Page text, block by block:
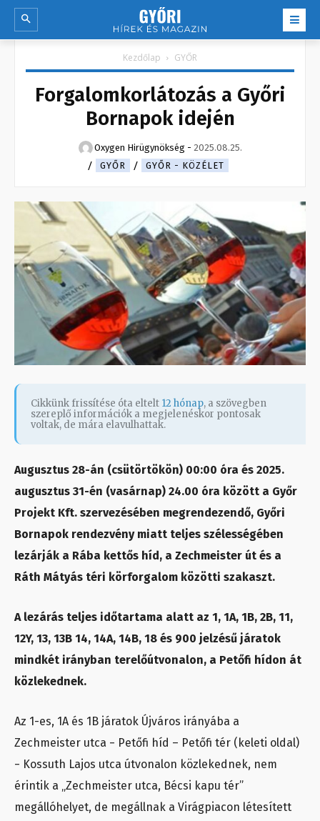
Kezdőlap GYŐR
Forgalomkorlátozás a Győri
Bornapok idején
Oxygen Hirügynökség - 2025.08.25.
GYŐR
GYŐR - KÖZÉLET
Cikkünk frissítése óta eltelt 12 hónap, a szövegben
szereplő információk a megjelenéskor pontosak
voltak, de mára elavulhattak.
Augusztus 28-án (csütörtökön) 00:00 óra és 2025.
augusztus 31-én (vasárnap) 24.00 óra között a Győr
Projekt Kft. szervezésében megrendezendő, Győri
Bornapok rendezvény miatt teljes szélességében
lezárják a Rába kettős híd, a Zechmeister út és a
Ráth Mátyás téri körforgalom közötti szakaszt.
A lezárás teljes időtartama alatt az 1, 1A, 1B, 2B, 11,
12Y, 13, 13B 14, 14A, 14B, 18 és 900 jelzésű járatok
mindkét irányban terelőútvonalon, a Petőfi hídon át
közlekednek.
Az 1-es, 1A és 1B járatok Újváros irányába a
Zechmeister utca − Petőfi híd – Petőfi tér (keleti oldal)
− Kossuth Lajos utca útvonalon közlekednek, nem
érintik a „Zechmeister utca, Bécsi kapu tér”
megállóhelyet, de megállnak a Virágpiacon létesített